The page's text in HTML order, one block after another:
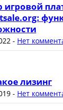
игровой
- Нет
лизинг
- Нет